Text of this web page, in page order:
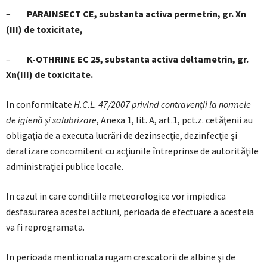
– PARAINSECT CE, substanta activa permetrin, gr.Xn
(III) de toxicitate,
– K-OTHRINE EC 25, substanta activa deltametrin, gr.
Xn(III) de toxicitate.
In conformitate H.C.L. 47/2007 privind contravenţii la normele
de igienă şi salubrizare, Anexa 1, lit. A, art.1, pct.z. cetăţenii au
obligaţia de a executa lucrări de dezinsecţie, dezinfecţie şi
deratizare concomitent cu acţiunile întreprinse de autorităţile
administraţiei publice locale.
In cazul in care conditiile meteorologice vor impiedica
desfasurarea acestei actiuni, perioada de efectuare a acesteia
va fi reprogramata.
In perioada mentionata rugam crescatorii de albine şi de